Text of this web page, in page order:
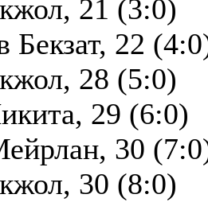
21 (3:0)
Бекзат, 22
28 (5:0)
29 (6:0)
30
30 (8:0)